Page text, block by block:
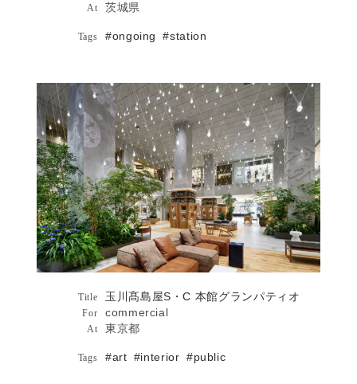
At 茨城県
Publications JAXA’s 2021年3月 No.083
Tags #ongoing #station
玉川髙島屋S・C 本館グランパテ
ィオ
Architecture
Title 玉川髙島屋S・C 本館グランパティオ
For commercial
At 東京都
Publications
宣伝会議 2022年6月号 no.968
Tags #art #interior #public
玉川髙島屋S・C 本館グランパティオ詳細へ